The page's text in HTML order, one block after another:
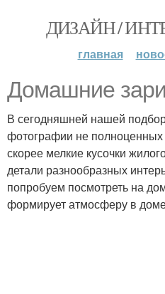
ДИЗАЙН /
главная
Домашние
В сегодняшней нашей
фотографии не
скорее мелкие кусочки
детали разнообразных
попробуем посмотреть на
формирует атмосферу в